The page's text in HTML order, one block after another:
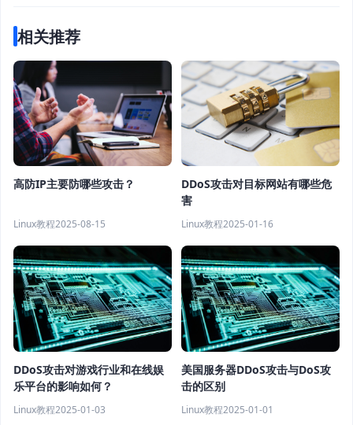
相关推荐
高防IP主要防哪些攻击？
Linux教程2025-08-15
DDoS攻击对目标网站有哪些危
害
Linux教程2025-01-16
DDoS攻击对游戏行业和在线娱
乐平台的影响如何？
Linux教程2025-01-03
美国服务器DDoS攻击与DoS攻
击的区别
Linux教程2025-01-01